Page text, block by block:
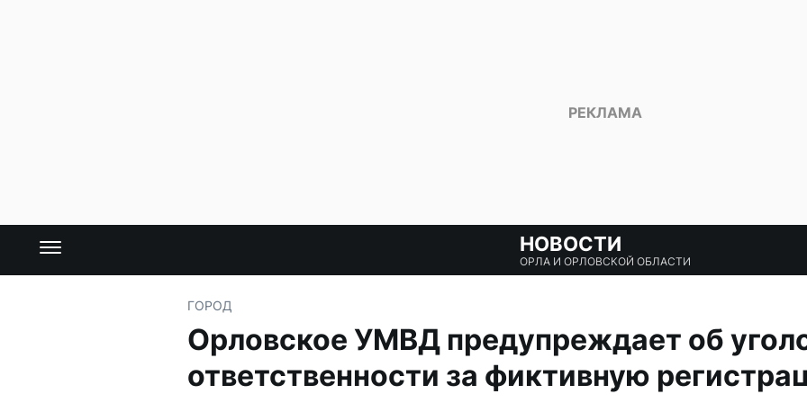
НОВОСТИ
ОРЛА И ОРЛОВСКОЙ ОБЛАСТИ
ГОРОД
Орловское УМВД предупреждает об
ответственности за фиктивную